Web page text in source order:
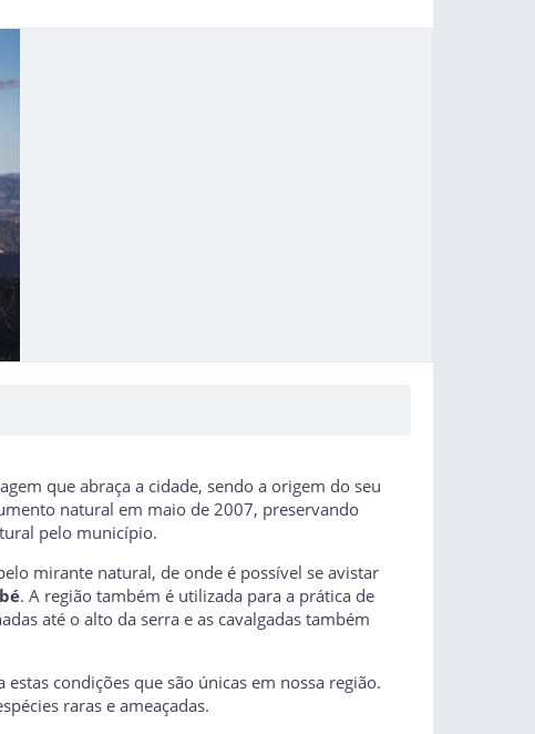
que abraça a cidade, sendo a origem do seu
natural em maio de 2007, preservando
pelo município.
mirante natural, de onde é possível se avistar
. A região também é utilizada para a prática de
até o alto da serra e as cavalgadas também
condições que são únicas em nossa região.
raras e ameaçadas.